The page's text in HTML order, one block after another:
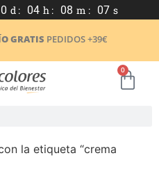
d : 04 h : 08 m : 07 s
GRATIS PEDIDOS +39€
0
la etiqueta “crema